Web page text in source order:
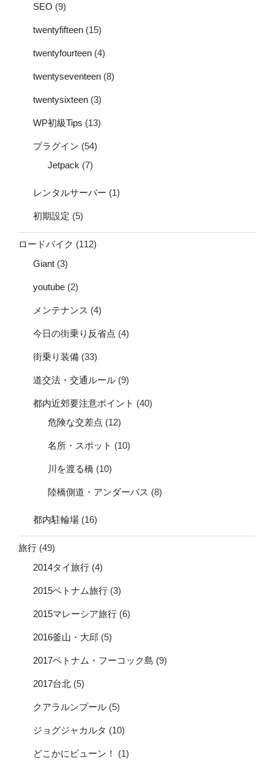
SEO (9)
twentyfifteen (15)
twentyfourteen (4)
twentyseventeen (8)
twentysixteen (3)
WP初級Tips (13)
プラグイン (54)
Jetpack (7)
レンタルサーバー (1)
初期設定 (5)
ロードバイク (112)
Giant (3)
youtube (2)
メンテナンス (4)
今日の街乗り反省点 (4)
街乗り装備 (33)
道交法・交通ルール (9)
都内近郊要注意ポイント (40)
危険な交差点 (12)
名所・スポット (10)
川を渡る橋 (10)
陸橋側道・アンダーパス (8)
都内駐輪場 (16)
旅行 (49)
2014タイ旅行 (4)
2015ベトナム旅行 (3)
2015マレーシア旅行 (6)
2016釜山・大邱 (5)
2017ベトナム・フーコック島 (9)
2017台北 (5)
クアラルンプール (5)
ジョグジャカルタ (10)
どこかにビューン！ (1)